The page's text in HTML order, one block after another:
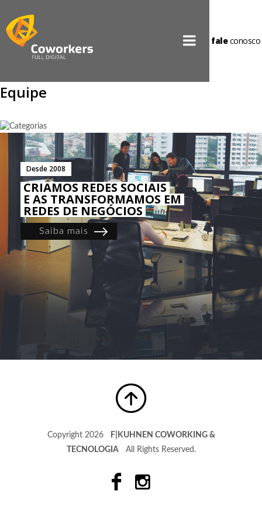
faleconosco
Equipe
Desde 2008
CRIAMOS REDES SOCIAIS
E AS TRANSFORMAMOS EM
REDES DE NEGÓCIOS
Saiba mais
Copyright 2026
F|KUHNEN COWORKING &
TECNOLOGIAAll Rights Reserved.